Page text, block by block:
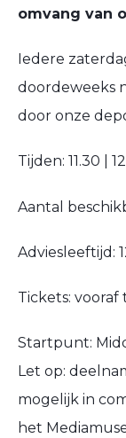
omvang van
Iedere
doordeweeks
door onze
Tijden: 11.30 |
Aantal
Adviesleeftijd:
Tickets: vooraf
Startpunt:
Let op:
mogelijk in
het